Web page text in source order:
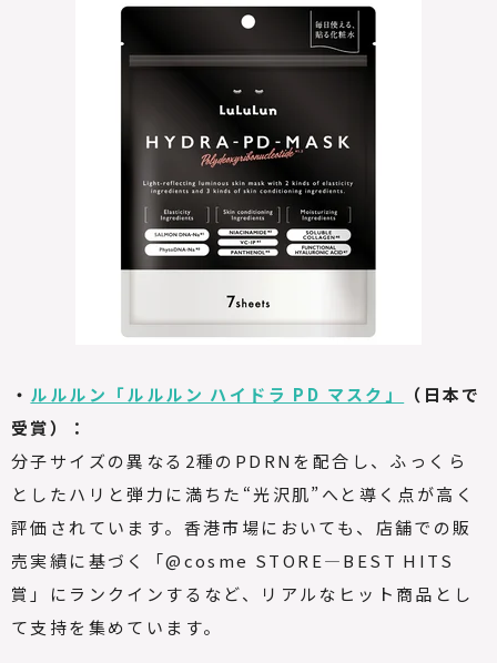
・ ルルルン「ルルルン ハイドラ PD マスク」
（日本で
受賞）：
分子サイズの異なる2種のPDRNを配合し、ふっくら
としたハリと弾力に満ちた“光沢肌”へと導く点が高く
評価されています。香港市場においても、店舗での販
売実績に基づく「@cosme STORE—BEST HITS
賞」にランクインするなど、リアルなヒット商品とし
て支持を集めています。